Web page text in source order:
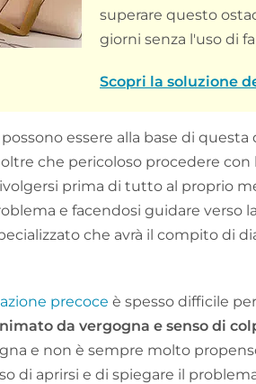
superare questo
giorni senza l'uso di
Scopri la soluzione
essere alla base di
che pericoloso procedere con
prima di tutto al proprio
e facendosi guidare verso
che avrà il compito di
precoce è spesso difficile
da vergogna e senso di
e non è sempre molto
di aprirsi e di spiegare il